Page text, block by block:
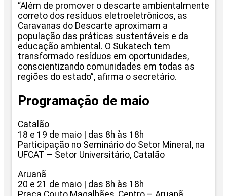
“Além de promover o descarte ambientalmente
correto dos resíduos eletroeletrônicos, as
Caravanas do Descarte aproximam a
população das práticas sustentáveis e da
educação ambiental. O Sukatech tem
transformado resíduos em oportunidades,
conscientizando comunidades em todas as
regiões do estado”, afirma o secretário.
Programação de maio
Catalão
18 e 19 de maio | das 8h às 18h
Participação no Seminário do Setor Mineral, na
UFCAT – Setor Universitário, Catalão
Aruanã
20 e 21 de maio | das 8h às 18h